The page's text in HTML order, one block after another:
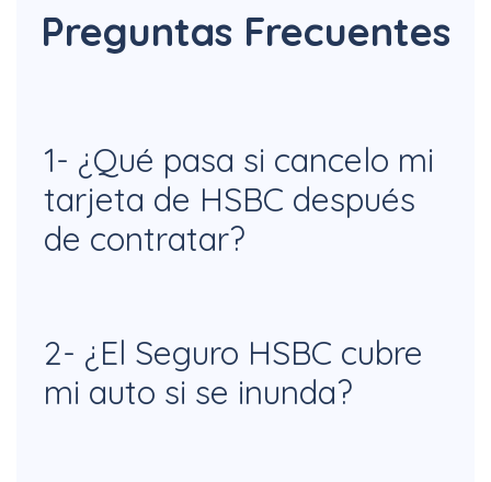
Preguntas Frecuentes
1- ¿Qué pasa si cancelo mi
tarjeta de HSBC después
de contratar?
el contrato real es con AXA. Sin
embargo, debes contactarlos rápido
2- ¿El Seguro HSBC cubre
mi auto si se inunda?